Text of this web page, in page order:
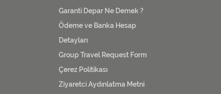
Garanti Depar Ne Demek ?
Ödeme ve Banka Hesap
Detayları
Group Travel Request Form
Çerez Politikası
Ziyaretci Aydınlatma Metni